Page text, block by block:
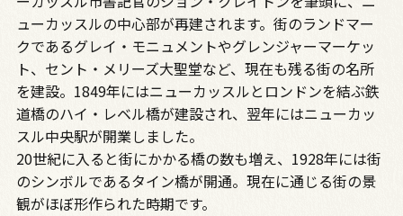
ューカッスルの中心部が再建されます。街のランドマー
クであるグレイ・モニュメントやグレンジャーマーケッ
ト、セント・メリーズ大聖堂など、現在も残る街の名所
を建設。1849年にはニューカッスルとロンドンを結ぶ鉄
道橋のハイ・レベル橋が建設され、翌年にはニューカッ
スル中央駅が開業しました。
20世紀に入ると街にかかる橋の数も増え、1928年には街
のシンボルであるタイン橋が開通。現在に通じる街の景
観がほぼ形作られた時期です。